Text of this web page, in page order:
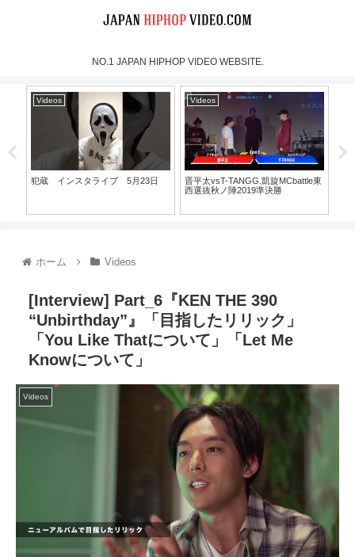
NO.1 JAPAN HIPHOP VIDEO WEBSITE.
Videos
犯蔵 インスタライブ 5月23日
Videos
晋平太vsT-TANGG.凱旋MCbattle東
西選抜秋ノ陣2019準決勝
ホーム Videos
[Interview] Part_6『KEN THE 390
“Unbirthday”』「目指したリリック」
「You Like Thatについて」「Let Me
Knowについて」
Videos